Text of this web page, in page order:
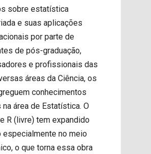
sobre estatística
e suas aplicações
por parte de
de pós-graduação,
e profissionais das
áreas da Ciência, os
conhecimentos
na área de Estatística. O
R (livre) tem expandido
especialmente no meio
o que torna essa obra